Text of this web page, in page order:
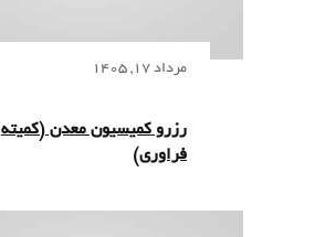
مرداد 17, 1405
رزرو کمیسیون معدن (کمیته
فراوری)